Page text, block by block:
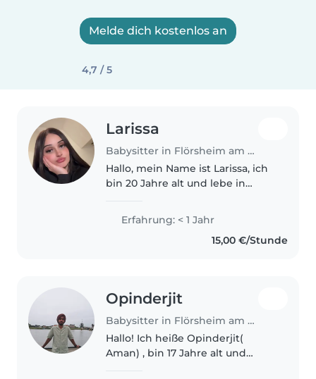
Melde dich kostenlos an
4,7 / 5
Larissa
Babysitter in Flörsheim am Main
Hallo, mein Name ist Larissa, ich
bin 20 Jahre alt und lebe in
großen Familie mit sieben
Geschwistern und bin
inzwischen zehnmal Tante.
Erfahrung: < 1 Jahr
15,00 €/Stunde
Opinderjit
Babysitter in Flörsheim am Main
Hallo! Ich heiße Opinderjit(
Aman) , bin 17 Jahre alt und